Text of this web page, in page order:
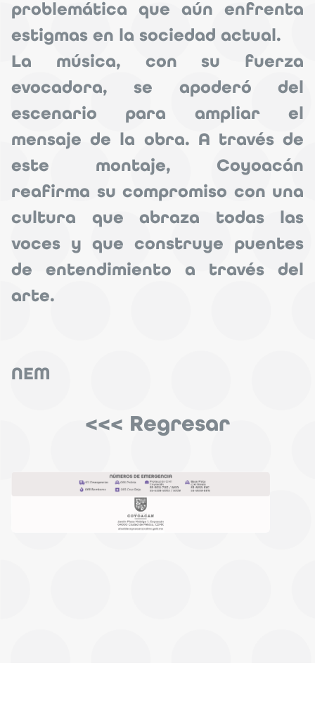
problemática que aún enfrenta
estigmas en la sociedad actual.
La música, con su fuerza
evocadora, se apoderó del
escenario para ampliar el
mensaje de la obra. A través de
este montaje, Coyoacán
reafirma su compromiso con una
cultura que abraza todas las
voces y que construye puentes
de entendimiento a través del
arte.
NEM
<<< Regresar